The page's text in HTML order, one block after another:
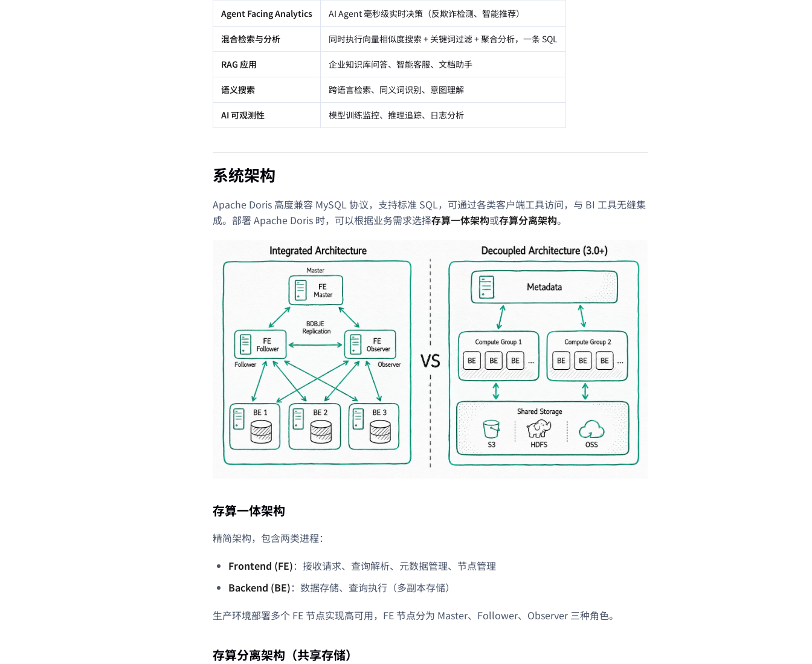
Agent Facing Analytics
AI Agent 毫秒级实时决策（反欺诈检测、智能推荐）
混合检索与分析 同时执行向量相似度搜索 + 关键词过滤 + 聚合分析，一条 SQL
RAG 应用 企业知识库问答、智能客服、文档助手
语义搜索 跨语言检索、同义词识别、意图理解
AI 可观测性 模型训练监控、推理追踪、日志分析
系统架构
Apache Doris 高度兼容 MySQL 协议，支持标准 SQL，可通过各类客户端工具访问，与 BI 工具无缝集
成。部署 Apache Doris 时，可以根据业务需求选择存算一体架构或存算分离架构。
存算一体架构
精简架构，包含两类进程：
Frontend (FE)：接收请求、查询解析、元数据管理、节点管理
Backend (BE)：数据存储、查询执行（多副本存储）
生产环境部署多个 FE 节点实现高可用，FE 节点分为 Master、Follower、Observer 三种角色。
存算分离架构（共享存储）